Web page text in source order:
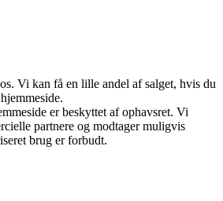
Vi kan få en lille andel af salget, hvis du
er beskyttet af ophavsret. Vi
partnere og modtager muligvis
brug er forbudt.